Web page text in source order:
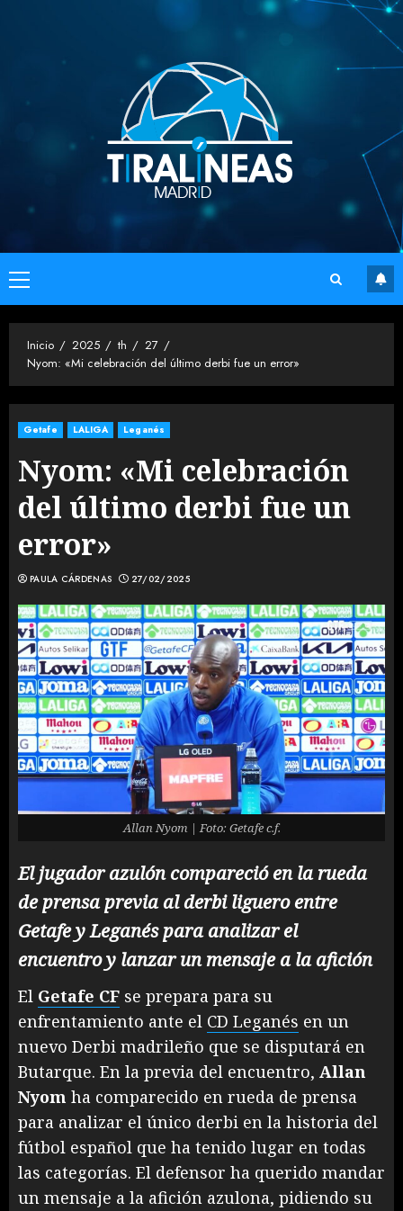
Menú
principal
Inicio 2025 th
27
Nyom: «Mi celebración del último derbi fue un error»
Getafe LALIGA Leganés
Nyom: «Mi celebración
del último derbi fue un
error»
PAULA CÁRDENAS 27/02/2025
Allan Nyom | Foto: Getafe c.f.
El jugador azulón compareció en la rueda
de prensa previa al derbi liguero entre
Getafe y Leganés para analizar el
encuentroy lanzar un mensaje a la afición
El Getafe CF se prepara para su
enfrentamiento ante el CD Leganés en un
nuevo Derbi madrileño que se disputará en
Butarque. En la previa del encuentro, Allan
Nyom ha comparecido en rueda de prensa
para analizar el único derbi en la historia del
fútbol español que ha tenido lugar en todas
las categorías. El defensor ha querido mandar
un mensaje a la afición azulona, pidiendo su